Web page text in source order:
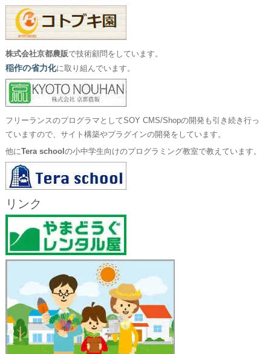
株式会社京都農販で技術顧問をしています。
稲作の省力化に取り組んでいます。
フリーランスのプログラマとしてSOY CMS/Shopの開発も引き続き行っ
ていますので、サイト構築やプラグインの開発をしています。
他にTera school の小中学生向けのプログラミング教室で教えています。
リンク